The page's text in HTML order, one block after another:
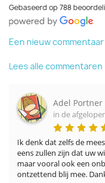
Gebaseerd op 788
Een nieuw
Lees alle commentaren
Adel Portner
in de
Ik denk dat zelfs de
eens zullen zijn dat uw
maar vooral ook een
ontzettend blij mee.